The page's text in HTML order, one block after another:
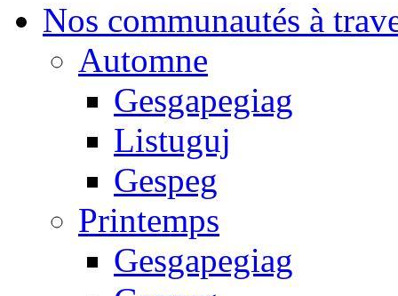
Nos communautés à
Automne
Gesgapegiag
Listuguj
Gespeg
Printemps
Gesgapegiag